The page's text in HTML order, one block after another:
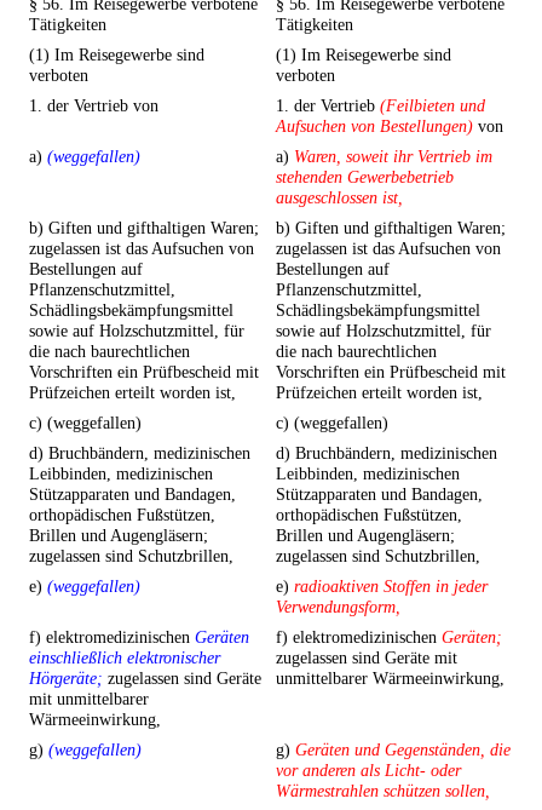
§ 56. Im Reisegewerbe verbotene
Tätigkeiten
§ 56. Im Reisegewerbe verbotene
Tätigkeiten
(1) Im Reisegewerbe sind
verboten
(1) Im Reisegewerbe sind
verboten
1. der Vertrieb von
1. der Vertrieb (Feilbieten und
Aufsuchen von Bestellungen) von
a) (weggefallen) a) Waren, soweit ihr Vertrieb im
stehenden Gewerbebetrieb
ausgeschlossen ist,
b) Giften und gifthaltigen Waren;
zugelassen ist das Aufsuchen von
Bestellungen auf
Pflanzenschutzmittel,
Schädlingsbekämpfungsmittel
sowie auf Holzschutzmittel, für
die nach baurechtlichen
Vorschriften ein Prüfbescheid mit
Prüfzeichen erteilt worden ist,
b) Giften und gifthaltigen Waren;
zugelassen ist das Aufsuchen von
Bestellungen auf
Pflanzenschutzmittel,
Schädlingsbekämpfungsmittel
sowie auf Holzschutzmittel, für
die nach baurechtlichen
Vorschriften ein Prüfbescheid mit
Prüfzeichen erteilt worden ist,
c) (weggefallen)
c) (weggefallen)
d) Bruchbändern, medizinischen
Leibbinden, medizinischen
Stützapparaten und Bandagen,
orthopädischen Fußstützen,
Brillen und Augengläsern;
zugelassen sind Schutzbrillen,
d) Bruchbändern, medizinischen
Leibbinden, medizinischen
Stützapparaten und Bandagen,
orthopädischen Fußstützen,
Brillen und Augengläsern;
zugelassen sind Schutzbrillen,
e) (weggefallen) e) radioaktiven Stoffen in jeder
Verwendungsform,
f) elektromedizinischen Geräten
einschließlich elektronischer
Hörgeräte; zugelassen sind Geräte
mit unmittelbarer
Wärmeeinwirkung,
f) elektromedizinischen Geräten;
zugelassen sind Geräte mit
unmittelbarer Wärmeeinwirkung,
g) (weggefallen) g) Geräten und Gegenständen, die
vor anderen als Licht- oder
Wärmestrahlen schützen sollen,